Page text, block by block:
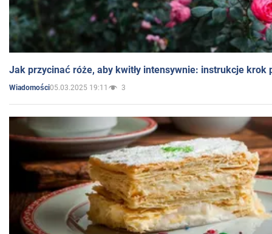
Jak przycinać róże, aby kwitły intensywnie: instrukcje krok
Wiadomości05.03.2025 19:11 3